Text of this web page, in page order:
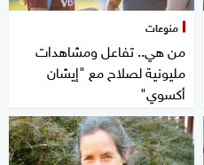
منوعات
من هي.. تفاعل ومشاهدات
مليونية لصلاح مع "إيشان
أكسوي"